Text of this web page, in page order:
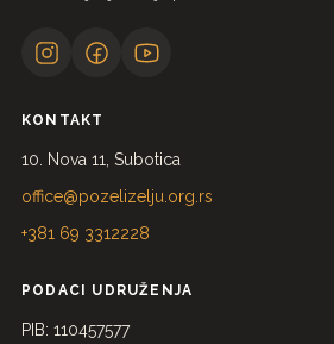
KONTAKT
10. Nova 11, Subotica
office@pozelizelju.org.rs
+381 69 3312228
PODACI UDRUŽENJA
PIB: 110457577